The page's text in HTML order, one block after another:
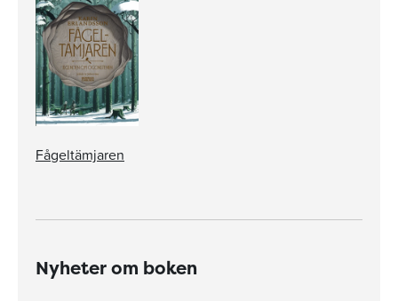
Fågeltämjaren
Nyheter om boken